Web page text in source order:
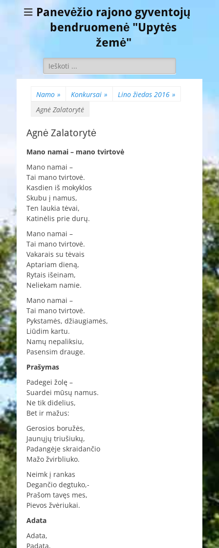
Panevėžio rajono gyventojų
bendruomenė "Upytės
žemė"
Ieškoti:
Namo » Konkursai » Lino žiedas 2016 »
Agnė Zalatorytė
Agnė Zalatorytė
Mano namai – mano tvirtovė
Mano namai –
Tai mano tvirtovė.
Kasdien iš mokyklos
Skubu į namus,
Ten laukia tėvai,
Katinėlis prie durų.
Mano namai –
Tai mano tvirtovė.
Vakarais su tėvais
Aptariam dieną,
Rytais išeinam,
Neliekam namie.
Mano namai –
Tai mano tvirtovė.
Pykstamės, džiaugiamės,
Liūdim kartu.
Namų nepaliksiu,
Pasensim drauge.
Prašymas
Padegei žolę –
Suardei mūsų namus.
Ne tik didelius,
Bet ir mažus:
Gerosios boružės,
Jaunųjų triušiukų,
Padangėje skraidančio
Mažo žvirbliuko.
Neimk į rankas
Degančio degtuko,-
Prašom tavęs mes,
Pievos žvėriukai.
Adata
Adata,
Padata,